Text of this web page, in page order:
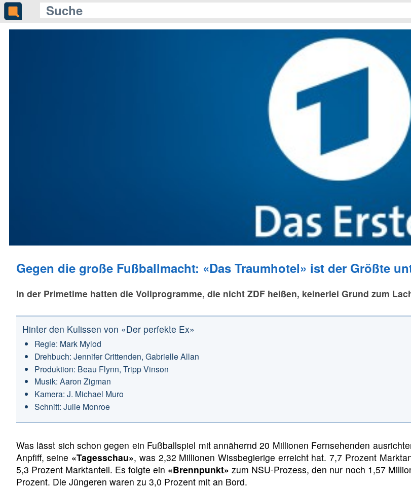
Gegen die große Fußballmacht: «Das Traumhotel» ist der Größte
In der Primetime hatten die Vollprogramme, die nicht ZDF heißen, keinerlei Grund zum
Hinter den Kulissen von «Der perfekte Ex»
Regie: Mark Mylod
Drehbuch: Jennifer Crittenden, Gabrielle Allan
Produktion: Beau Flynn, Tripp Vinson
Musik: Aaron Zigman
Kamera: J. Michael Muro
Schnitt: Julie Monroe
Was lässt sich schon gegen ein Fußballspiel mit annähernd 20 Millionen Fernsehenden
Anpfiff, seine «Tagesschau», was 2,32 Millionen Wissbegierige erreicht hat. 7,7 Prozent
5,3 Prozent Marktanteil. Es folgte ein «Brennpunkt» zum NSU-Prozess, den nur noch 1,57
Prozent. Die Jüngeren waren zu 3,0 Prozent mit an Bord.